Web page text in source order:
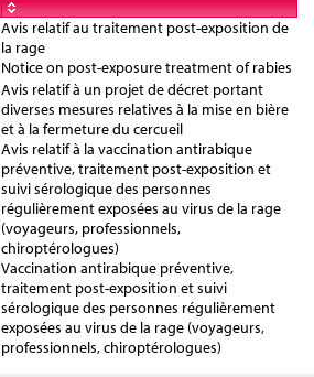
Avis relatif au traitement post-exposition de
la rage
Notice on post-exposure treatment of rabies
Avis relatif à un projet de décret portant
diverses mesures relatives à la mise en bière
et à la fermeture du cercueil
Avis relatif à la vaccination antirabique
préventive, traitement post-exposition et
suivi sérologique des personnes
régulièrement exposées au virus de la rage
(voyageurs, professionnels,
chiroptérologues)
Vaccination antirabique préventive,
traitement post-exposition et suivi
sérologique des personnes régulièrement
exposées au virus de la rage (voyageurs,
professionnels, chiroptérologues)